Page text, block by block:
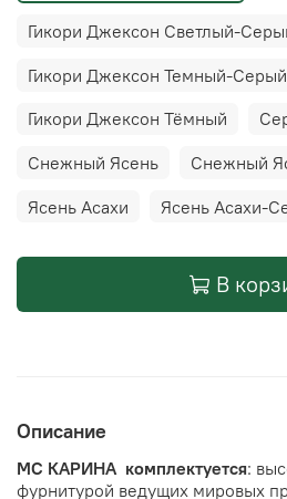
Гикори Джексон Светлый-
Гикори Джексон Темный-
Гикори Джексон Тёмный
Снежный Ясень
Снежный
Ясень Асахи
Ясень Асахи-
В
Описание
МС КАРИНА комплектуется:
фурнитурой ведущих мировых